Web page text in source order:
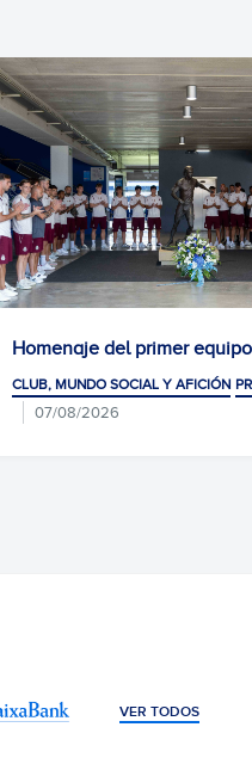
Homenaje del primer
CLUB, MUNDO SOCIAL Y AFICIÓN
07/08/2026
VER TODOS